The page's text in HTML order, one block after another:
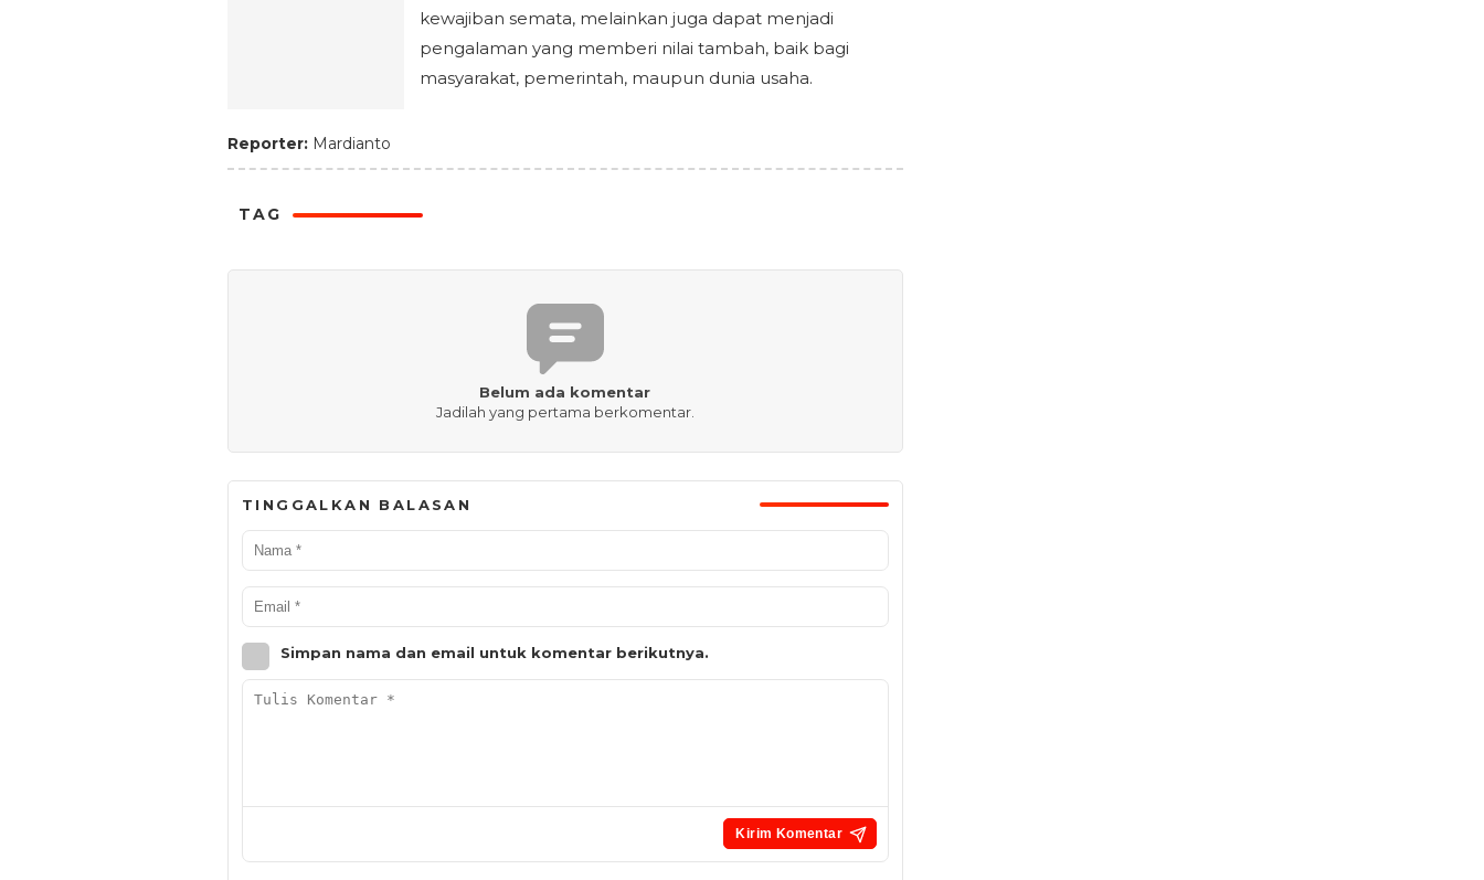
kewajiban semata, melainkan juga dapat menjadi
pengalaman yang memberi nilai tambah, baik bagi
masyarakat, pemerintah, maupun dunia usaha.
Reporter: Mardianto
TAG
Belum ada komentar
Jadilah yang pertama berkomentar.
TINGGALKAN BALASAN
Simpan nama dan email untuk komentar berikutnya.